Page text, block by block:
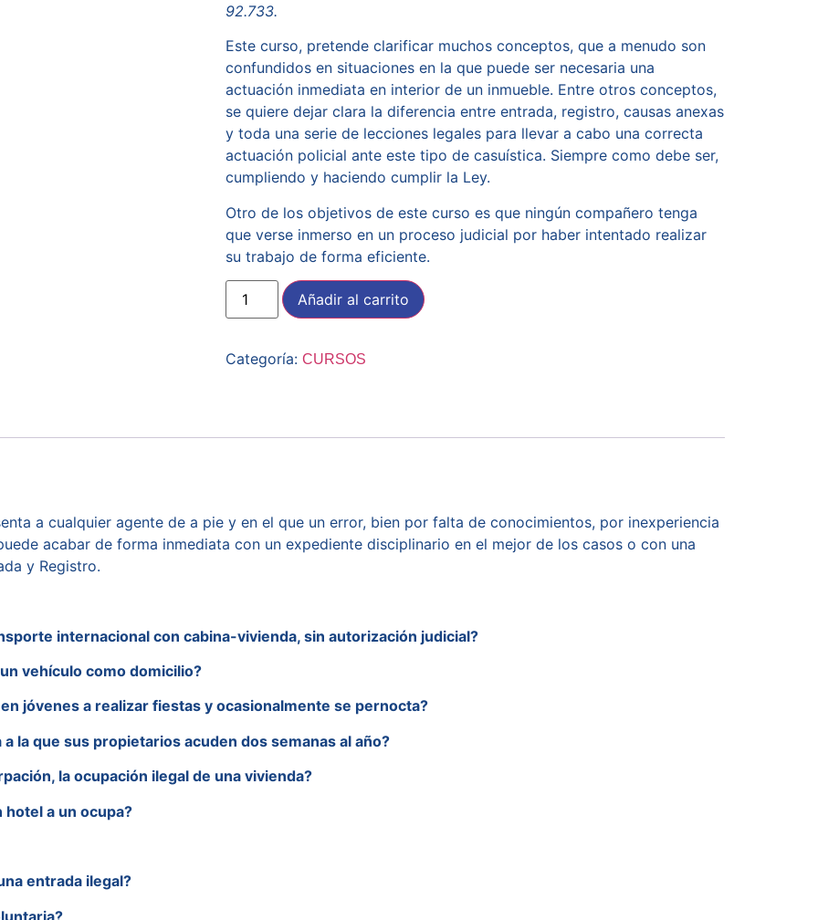
92.733.
Este curso, pretende clarificar muchos conceptos, que a menudo son
confundidos en situaciones en la que puede ser necesaria una
actuación inmediata en interior de un inmueble. Entre otros conceptos,
se quiere dejar clara la diferencia entre entrada, registro, causas anexas
y toda una serie de lecciones legales para llevar a cabo una correcta
actuación policial ante este tipo de casuística. Siempre como debe ser,
cumpliendo y haciendo cumplir la Ley.
Otro de los objetivos de este curso es que ningún compañero tenga
que verse inmerso en un proceso judicial por haber intentado realizar
su trabajo de forma eficiente.
Añadir al carrito
Categoría: CURSOS
a cualquier agente de a pie y en el que un error, bien por falta de conocimientos, por inexperiencia
acabar de forma inmediata con un expediente disciplinario en el mejor de los casos o con una
y Registro.
internacional con cabina-vivienda, sin autorización judicial?
vehículo como domicilio?
jóvenes a realizar fiestas y ocasionalmente se pernocta?
la que sus propietarios acuden dos semanas al año?
la ocupación ilegal de una vivienda?
hotel a un ocupa?
entrada ilegal?